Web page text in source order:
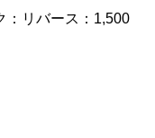
：リバース：1,500